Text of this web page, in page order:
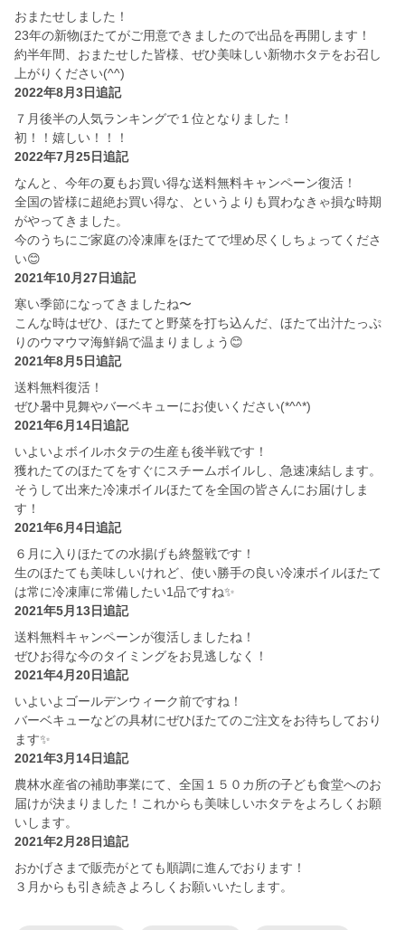
おまたせしました！
23年の新物ほたてがご用意できましたので出品を再開します！
約半年間、おまたせした皆様、ぜひ美味しい新物ホタテをお召し
上がりください(^^)
2022年8月3日追記
７月後半の人気ランキングで１位となりました！
初！！嬉しい！！！
2022年7月25日追記
なんと、今年の夏もお買い得な送料無料キャンペーン復活！
全国の皆様に超絶お買い得な、というよりも買わなきゃ損な時期
がやってきました。
今のうちにご家庭の冷凍庫をほたてで埋め尽くしちょってくださ
い😊
2021年10月27日追記
寒い季節になってきましたね〜
こんな時はぜひ、ほたてと野菜を打ち込んだ、ほたて出汁たっぷ
りのウマウマ海鮮鍋で温まりましょう😊
2021年8月5日追記
送料無料復活！
ぜひ暑中見舞やバーベキューにお使いください(*^^*)
2021年6月14日追記
いよいよボイルホタテの生産も後半戦です！
獲れたてのほたてをすぐにスチームボイルし、急速凍結します。
そうして出来た冷凍ボイルほたてを全国の皆さんにお届けしま
す！
2021年6月4日追記
６月に入りほたての水揚げも終盤戦です！
生のほたても美味しいけれど、使い勝手の良い冷凍ボイルほたて
は常に冷凍庫に常備したい1品ですね✨
2021年5月13日追記
送料無料キャンペーンが復活しましたね！
ぜひお得な今のタイミングをお見逃しなく！
2021年4月20日追記
いよいよゴールデンウィーク前ですね！
バーベキューなどの具材にぜひほたてのご注文をお待ちしており
ます✨
2021年3月14日追記
農林水産省の補助事業にて、全国１５０カ所の子ども食堂へのお
届けが決まりました！これからも美味しいホタテをよろしくお願
いします。
2021年2月28日追記
おかげさまで販売がとても順調に進んでおります！
３月からも引き続きよろしくお願いいたします。